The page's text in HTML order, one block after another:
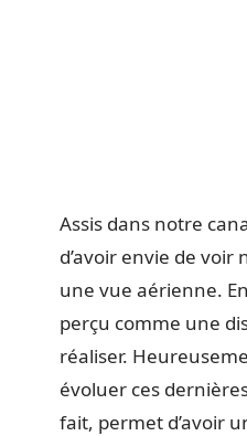
Assis dans notre
d’avoir envie de
une vue aérienne.
perçu comme une
réaliser.
évoluer ces
fait, permet d’avoir